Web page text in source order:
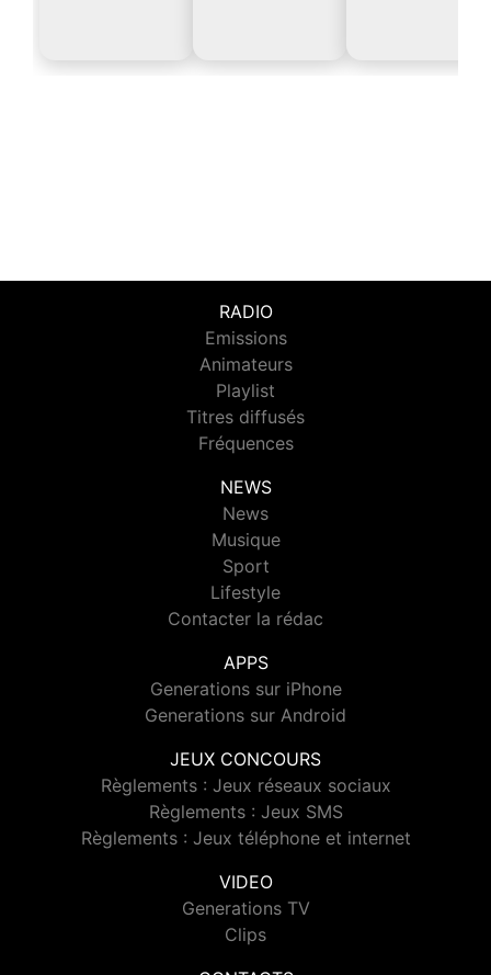
RADIO
Emissions
Animateurs
Playlist
Titres diffusés
Fréquences
NEWS
News
Musique
Sport
Lifestyle
Contacter la rédac
APPS
Generations sur iPhone
Generations sur Android
JEUX CONCOURS
Règlements : Jeux réseaux sociaux
Règlements : Jeux SMS
Règlements : Jeux téléphone et internet
VIDEO
Generations TV
Clips